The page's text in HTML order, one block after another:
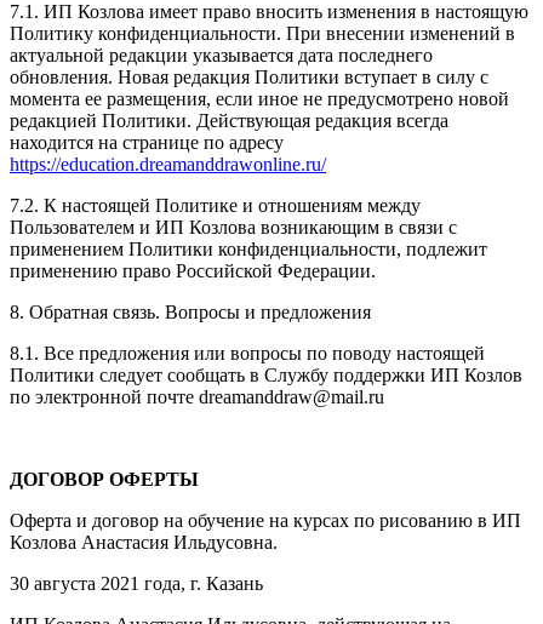
7.1. ИП Козлова имеет право вносить изменения в настоящую
Политику конфиденциальности. При внесении изменений в
актуальной редакции указывается дата последнего
обновления. Новая редакция Политики вступает в силу с
момента ее размещения, если иное не предусмотрено новой
редакцией Политики. Действующая редакция всегда
находится на странице по адресу
https://education.dreamanddrawonline.ru/
7.2. К настоящей Политике и отношениям между
Пользователем и ИП Козлова возникающим в связи с
применением Политики конфиденциальности, подлежит
применению право Российской Федерации.
8. Обратная связь. Вопросы и предложения
8.1. Все предложения или вопросы по поводу настоящей
Политики следует сообщать в Службу поддержки ИП Козлов
по электронной почте dreamanddraw@mail.ru
ДОГОВОР ОФЕРТЫ
Оферта и договор на обучение на курсах по рисованию в ИП
Козлова Анастасия Ильдусовна.
30 августа 2021 года, г. Казань